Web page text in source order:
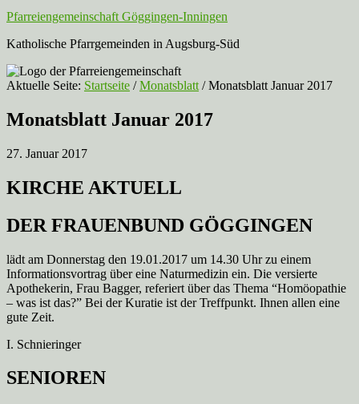
Pfarreiengemeinschaft Göggingen-Inningen
Katholische Pfarrgemeinden in Augsburg-Süd
Aktuelle Seite: Startseite / Monatsblatt /Monatsblatt Januar 2017
Monatsblatt Januar 2017
27. Januar 2017
KIRCHE AKTUELL
DER FRAUENBUND GÖGGINGEN
lädt am Donnerstag den 19.01.2017 um 14.30 Uhr zu einem
Informationsvortrag über eine Naturmedizin ein. Die versierte
Apothekerin, Frau Bagger, referiert über das Thema “Homöopathie
– was ist das?” Bei der Kuratie ist der Treffpunkt. Ihnen allen eine
gute Zeit.
I. Schnieringer
SENIOREN